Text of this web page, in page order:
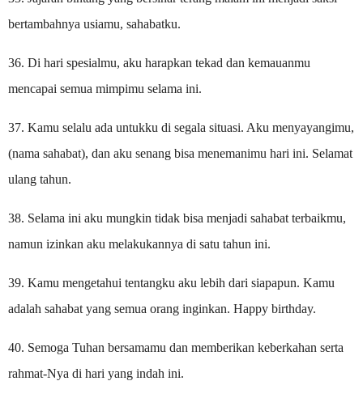
bertambahnya usiamu, sahabatku.
36. Di hari spesialmu, aku harapkan tekad dan kemauanmu
mencapai semua mimpimu selama ini.
37. Kamu selalu ada untukku di segala situasi. Aku menyayangimu,
(nama sahabat), dan aku senang bisa menemanimu hari ini. Selamat
ulang tahun.
38. Selama ini aku mungkin tidak bisa menjadi sahabat terbaikmu,
namun izinkan aku melakukannya di satu tahun ini.
39. Kamu mengetahui tentangku aku lebih dari siapapun. Kamu
adalah sahabat yang semua orang inginkan. Happy birthday.
40. Semoga Tuhan bersamamu dan memberikan keberkahan serta
rahmat-Nya di hari yang indah ini.